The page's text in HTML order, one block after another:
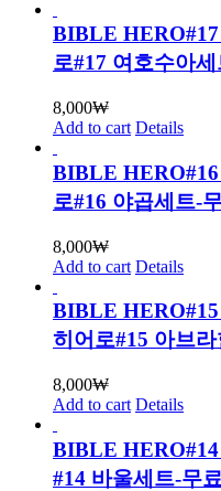
BIBLE
로#17 여호수아
8,000₩
Add to cart Details
BIBLE
로#16 야곱세트-
8,000₩
Add to cart Details
BIBLE
히어로#15 아브
8,000₩
Add to cart Details
BIBLE
#14 바울세트-무